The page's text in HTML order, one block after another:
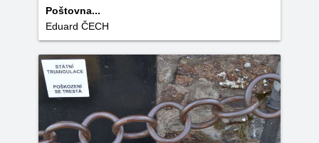
Poštovna...
Eduard ČECH